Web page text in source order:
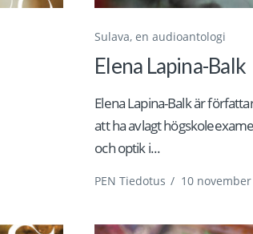
Sulava, en audioantologi
Elena Lapina-Balk
Elena Lapina-Balk är
att ha avlagt
och optik i...
PEN Tiedotus / 10